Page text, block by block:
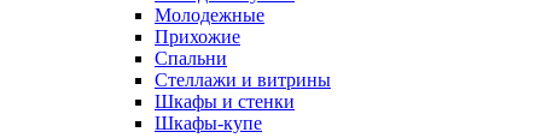
Молодежные
Прихожие
Спальни
Стеллажи и витрины
Шкафы и стенки
Шкафы-купе